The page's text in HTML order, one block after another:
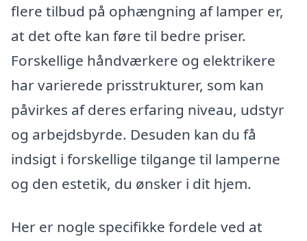
flere tilbud på ophængning af lamper er,
at det ofte kan føre til bedre priser.
Forskellige håndværkere og elektrikere
har varierede prisstrukturer, som kan
påvirkes af deres erfaring niveau, udstyr
og arbejdsbyrde. Desuden kan du få
indsigt i forskellige tilgange til lamperne
og den estetik, du ønsker i dit hjem.
Her er nogle specifikke fordele ved at